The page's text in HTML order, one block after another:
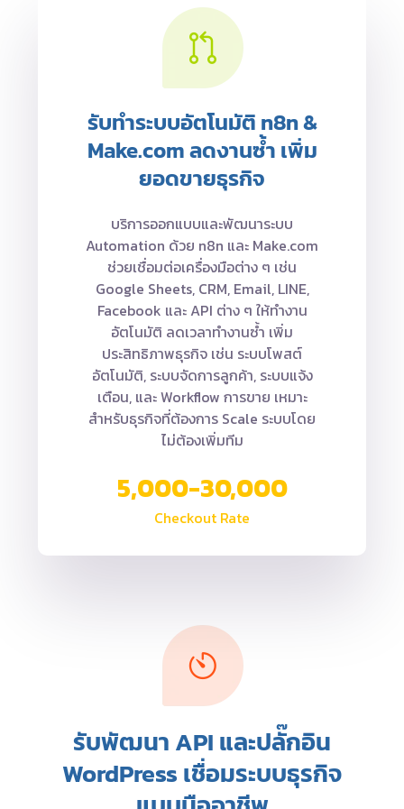
รับทำระบบอัตโนมัติ n8n &
Make.com ลดงานซ้ำ เพิ่ม
ยอดขายธุรกิจ
บริการออกแบบและพัฒนาระบบ
Automation ด้วย n8n และ Make.com
ช่วยเชื่อมต่อเครื่องมือต่าง ๆ เช่น
Google Sheets, CRM, Email, LINE,
Facebook และ API ต่าง ๆ ให้ทำงาน
อัตโนมัติ ลดเวลาทำงานซ้ำ เพิ่ม
ประสิทธิภาพธุรกิจ เช่น ระบบโพสต์
อัตโนมัติ, ระบบจัดการลูกค้า, ระบบแจ้ง
เตือน, และ Workflow การขาย เหมาะ
สำหรับธุรกิจที่ต้องการ Scale ระบบโดย
ไม่ต้องเพิ่มทีม
5,000-30,000
Checkout Rate
รับพัฒนา API และปลั๊กอิน
WordPress เชื่อมระบบธุรกิจ